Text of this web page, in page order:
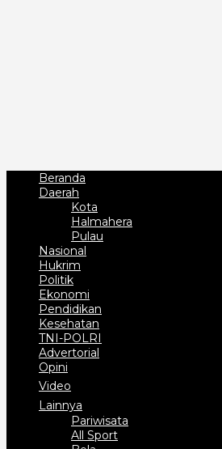
Beranda
Daerah
Kota
Halmahera
Pulau
Nasional
Hukrim
Politik
Ekonomi
Pendidikan
Kesehatan
TNI-POLRI
Advertorial
Opini
Video
Lainnya
Pariwisata
All Sport